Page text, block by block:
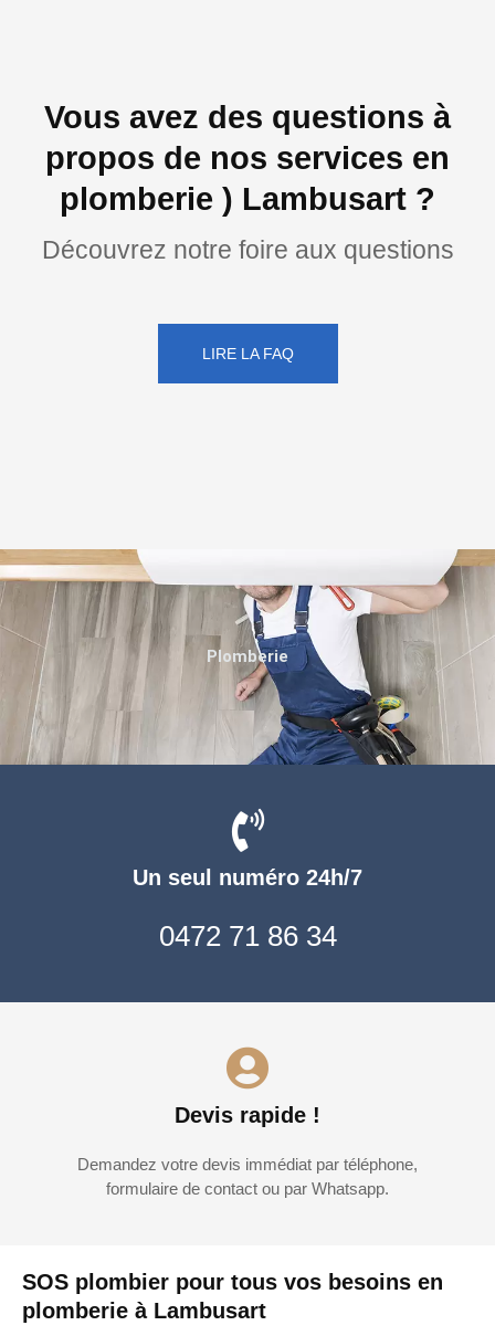
Vous avez des questions à
propos de nos services en
plomberie ) Lambusart ?
Découvrez notre foire aux questions
LIRE LA FAQ
SOS plombier pour tous vos besoins en
plomberie à Lambusart
Un seul numéro 24h/7
0472 71 86 34
Devis rapide !
Demandez votre devis immédiat par téléphone,
formulaire de contact ou par Whatsapp.
Plomberie